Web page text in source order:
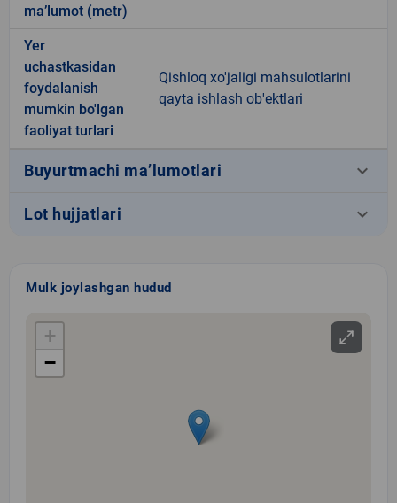
ma’lumot (metr)
Yer
uchastkasidan
foydalanish
mumkin bo'lgan
faoliyat turlari
Qishloq xo'jaligi mahsulotlarini
qayta ishlash ob'ektlari
Buyurtmachi ma’lumotlari keyboard_arrow_down
Lot hujjatlari keyboard_arrow_down
Mulk joylashgan hudud
+
−